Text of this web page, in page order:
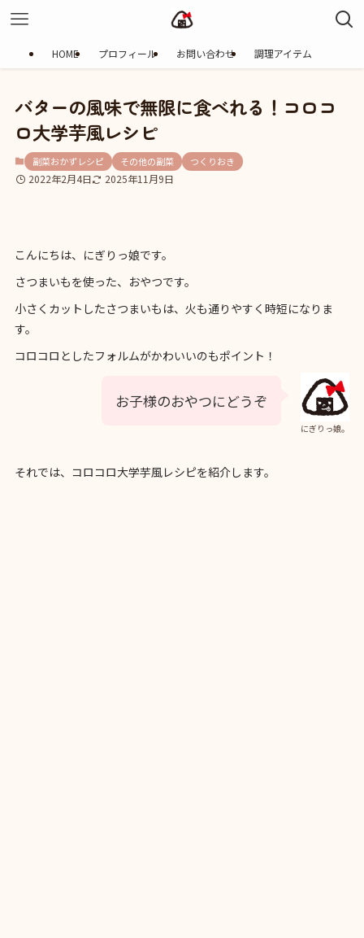
HOME プロフィール お問い合わせ 調理アイテム
バターの風味で無限に食べれる！コロコ
ロ大学芋風レシピ
副菜おかずレシピ その他の副菜 つくりおき
2022年2月4日 2025年11月9日
こんにちは、にぎりっ娘です。
さつまいもを使った、おやつです。
小さくカットしたさつまいもは、火も通りやすく時短になりま
す。
コロコロとしたフォルムがかわいいのもポイント！
にぎりっ娘。
お子様のおやつにどうぞ
それでは、コロコロ大学芋風レシピを紹介します。